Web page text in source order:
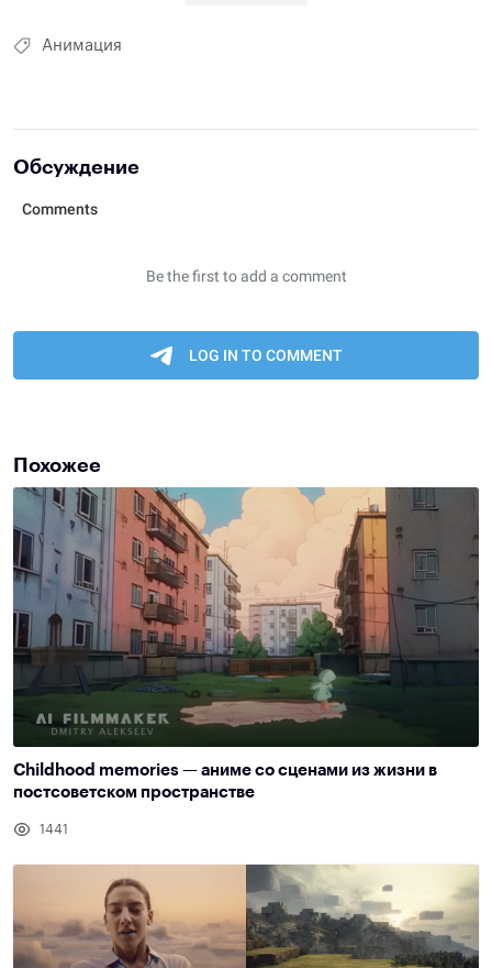
Анимация
Обсуждение
Похожее
Childhood memories — аниме со сценами из жизни в
постсоветском пространстве
1441